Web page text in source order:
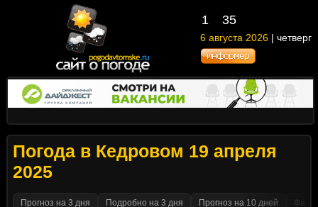
1 35
6 августа 2026 | четверг
Погода в Кедровом 19 апреля
2025
Прогноз на 3 дня Подробно на 3 дня Прогноз на 10 дней